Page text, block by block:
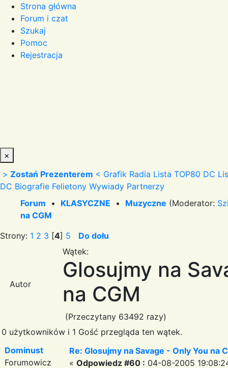
Strona główna
Forum i czat
Szukaj
Pomoc
Rejestracja
×
> Zostań Prezenterem < Grafik Radia Lista TOP80 DC
DC Biografie Felietony Wywiady Partnerzy
Forum • KLASYCZNE • Muzyczne (Moderator:
na CGM
Strony: 1 2 3 [4] 5 Do dołu
Autor
Wątek:
Glosujmy na
na CGM
(Przeczytany 63492 razy)
0 użytkowników i 1 Gość przegląda ten wątek.
Dominust
Forumowicz
Re: Glosujmy na Savage - Only You na
« Odpowiedz #60 : 04-08-2005